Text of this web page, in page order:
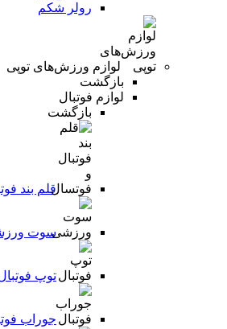
رولر شکم
لوازم ورزش‌های توپی
بازگشت
لوازم فوتبال
بازگشت
قلم بند
سوت
توپ
جوراب